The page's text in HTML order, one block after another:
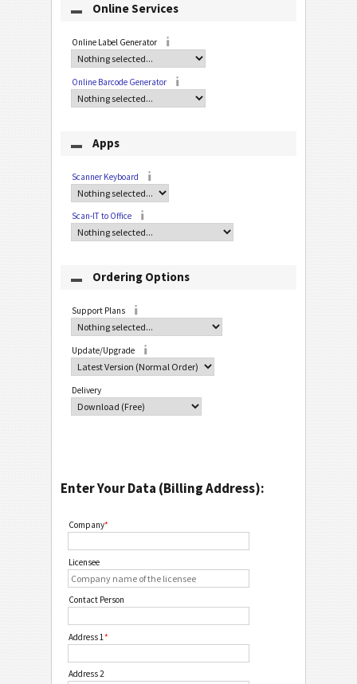
Online Services
Online Label Generator
Online Barcode Generator
Apps
Scanner Keyboard
Scan-IT to Office
Ordering Options
Support Plans
Update/Upgrade
Delivery
Enter Your Data (Billing Address):
Company*
Licensee
Contact Person
Address 1 *
Address 2